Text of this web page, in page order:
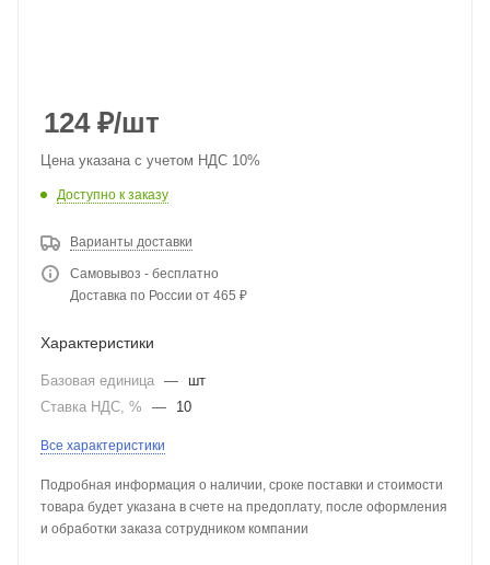
124₽/шт
Цена указана с учетом НДС 10%
Доступно к заказу
Варианты доставки
Самовывоз - бесплатно
Доставка по России от 465 ₽
Характеристики
Базовая единица —
шт
Ставка НДС, %
— 10
Все характеристики
Подробная информация о наличии, сроке поставки и стоимости
товара будет указана в счете на предоплату, после оформления
и обработки заказа сотрудником компании